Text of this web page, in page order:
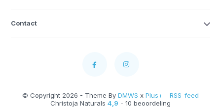
Contact
© Copyright 2026 - Theme By DMWS x Plus+ - RSS-feed
Christoja Naturals 4,9 - 10 beoordeling